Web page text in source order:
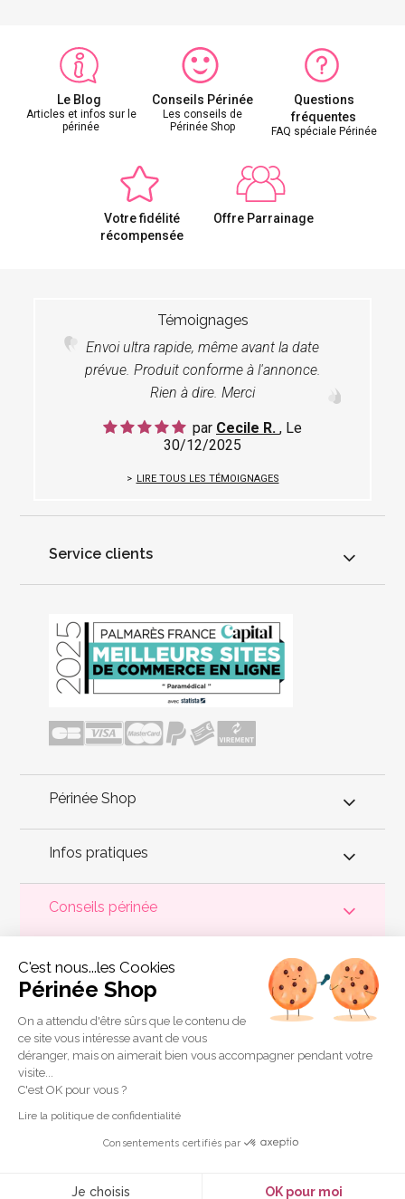
Le Blog
Articles et infos sur le
périnée
Conseils Périnée
Les conseils de
Périnée Shop
Questions
fréquentes
FAQ spéciale Périnée
Votre fidélité
récompensée
Offre Parrainage
Témoignages
Envoi ultra rapide, même avant la date
prévue. Produit conforme à l'annonce.
Rien à dire. Merci
par Cecile R. , Le
30/12/2025
LIRE TOUS LES TÉMOIGNAGES
Service clients
Périnée Shop
Infos pratiques
Conseils périnée
de muscler et de rééduquer le plancher pelvienpour éviter les
problèmes d'incontinence
, de pesanteur pelvienne, de manque
de sensations durant les rapports sexuels et de petites
fuites
Périnée Shop
a sélectionné les meilleures solutions
pour la rééducation périnéale et pour l'auto-traitement de
l'incontinence à domicile :
biofeedback,cônes vaginaux
connectées etaccessoires pour exercices de Kegel.
Copyright 2011 © Périnée Shop
Conditions générales de vente
Mentions légales
C'est nous...les Cookies
Périnée Shop
On a attendu d'être sûrs que le contenu de
ce site vous intéresse avant de vous
déranger, mais on aimerait bien vous accompagner pendant votre
visite...
C'est OK pour vous ?
Lire la politique de confidentialité
Consentements certifiés par
Je choisis OK pour moi